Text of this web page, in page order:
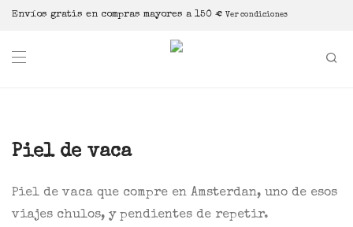
Envíos gratis en compras mayores a 150 € Ver condiciones
Piel de vaca
Piel de vaca que compre en Amsterdan, uno de esos
viajes chulos, y pendientes de repetir.